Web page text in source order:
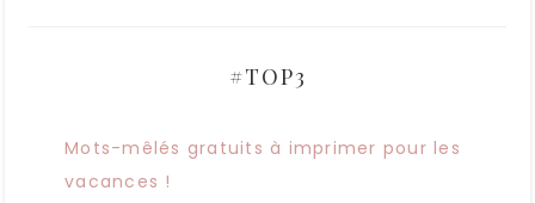
#TOP3
Mots-mêlés gratuits à imprimer pour les
vacances !